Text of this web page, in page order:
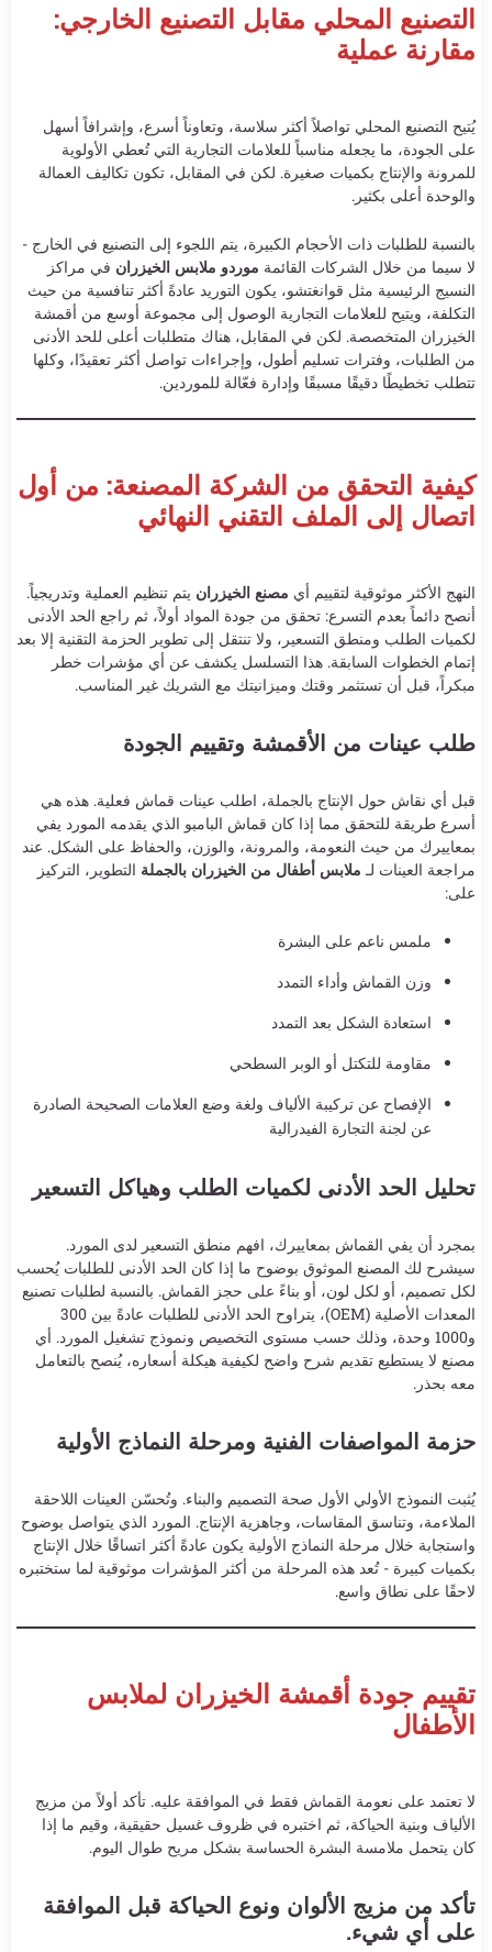
التصنيع المحلي مقابل التصنيع الخارجي:
مقارنة عملية
يُتيح التصنيع المحلي تواصلاً أكثر سلاسة، وتعاوناً أسرع، وإشرافاً أسهل
على الجودة، ما يجعله مناسباً للعلامات التجارية التي تُعطي الأولوية
للمرونة والإنتاج بكميات صغيرة. لكن في المقابل، تكون تكاليف العمالة
والوحدة أعلى بكثير.
بالنسبة للطلبات ذات الأحجام الكبيرة، يتم اللجوء إلى التصنيع في الخارج -
لا سيما من خلال الشركات القائمة موردو ملابس الخيزران في مراكز
النسيج الرئيسية مثل قوانغتشو، يكون التوريد عادةً أكثر تنافسية من حيث
التكلفة، ويتيح للعلامات التجارية الوصول إلى مجموعة أوسع من أقمشة
الخيزران المتخصصة. لكن في المقابل، هناك متطلبات أعلى للحد الأدنى
من الطلبات، وفترات تسليم أطول، وإجراءات تواصل أكثر تعقيدًا، وكلها
تتطلب تخطيطًا دقيقًا مسبقًا وإدارة فعّالة للموردين.
كيفية التحقق من الشركة المصنعة: من أول
اتصال إلى الملف التقني النهائي
النهج الأكثر موثوقية لتقييم أي مصنع الخيزران يتم تنظيم العملية وتدريجياً.
أنصح دائماً بعدم التسرع: تحقق من جودة المواد أولاً، ثم راجع الحد الأدنى
لكميات الطلب ومنطق التسعير، ولا تنتقل إلى تطوير الحزمة التقنية إلا بعد
إتمام الخطوات السابقة. هذا التسلسل يكشف عن أي مؤشرات خطر
مبكراً، قبل أن تستثمر وقتك وميزانيتك مع الشريك غير المناسب.
طلب عينات من الأقمشة وتقييم الجودة
قبل أي نقاش حول الإنتاج بالجملة، اطلب عينات قماش فعلية. هذه هي
أسرع طريقة للتحقق مما إذا كان قماش البامبو الذي يقدمه المورد يفي
بمعاييرك من حيث النعومة، والمرونة، والوزن، والحفاظ على الشكل. عند
مراجعة العينات لـ ملابس أطفال من الخيزران بالجملة التطوير، التركيز
على:
ملمس ناعم على البشرة
وزن القماش وأداء التمدد
استعادة الشكل بعد التمدد
مقاومة للتكتل أو الوبر السطحي
الإفصاح عن تركيبة الألياف ولغة وضع العلامات الصحيحة الصادرة
عن لجنة التجارة الفيدرالية
تحليل الحد الأدنى لكميات الطلب وهياكل التسعير
بمجرد أن يفي القماش بمعاييرك، افهم منطق التسعير لدى المورد.
سيشرح لك المصنع الموثوق بوضوح ما إذا كان الحد الأدنى للطلبات يُحسب
لكل تصميم، أو لكل لون، أو بناءً على حجز القماش. بالنسبة لطلبات تصنيع
المعدات الأصلية (OEM)، يتراوح الحد الأدنى للطلبات عادةً بين 300
و1000 وحدة، وذلك حسب مستوى التخصيص ونموذج تشغيل المورد. أي
مصنع لا يستطيع تقديم شرح واضح لكيفية هيكلة أسعاره، يُنصح بالتعامل
معه بحذر.
حزمة المواصفات الفنية ومرحلة النماذج الأولية
يُثبت النموذج الأولي الأول صحة التصميم والبناء. وتُحسّن العينات اللاحقة
الملاءمة، وتناسق المقاسات، وجاهزية الإنتاج. المورد الذي يتواصل بوضوح
واستجابة خلال مرحلة النماذج الأولية يكون عادةً أكثر اتساقًا خلال الإنتاج
بكميات كبيرة - تُعد هذه المرحلة من أكثر المؤشرات موثوقية لما ستختبره
لاحقًا على نطاق واسع.
تقييم جودة أقمشة الخيزران لملابس
الأطفال
لا تعتمد على نعومة القماش فقط في الموافقة عليه. تأكد أولاً من مزيج
الألياف وبنية الحياكة، ثم اختبره في ظروف غسيل حقيقية، وقيم ما إذا
كان يتحمل ملامسة البشرة الحساسة بشكل مريح طوال اليوم.
تأكد من مزيج الألوان ونوع الحياكة قبل الموافقة
على أي شيء.